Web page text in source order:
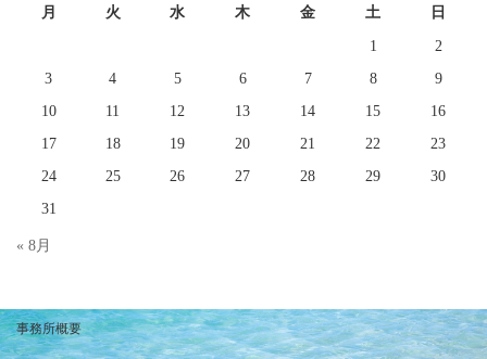
月 火 水 木 金 土 日
1
2
3
4 5 6 7 8
9
10
11 12 13 14 15
16
17
18 19 20 21 22
23
24
25 26 27 28 29
30
31
« 8月
事務所概要